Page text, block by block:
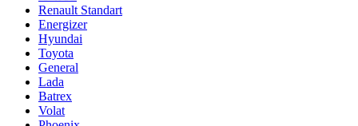
Renault Standart
Energizer
Hyundai
Toyota
General
Lada
Batrex
Volat